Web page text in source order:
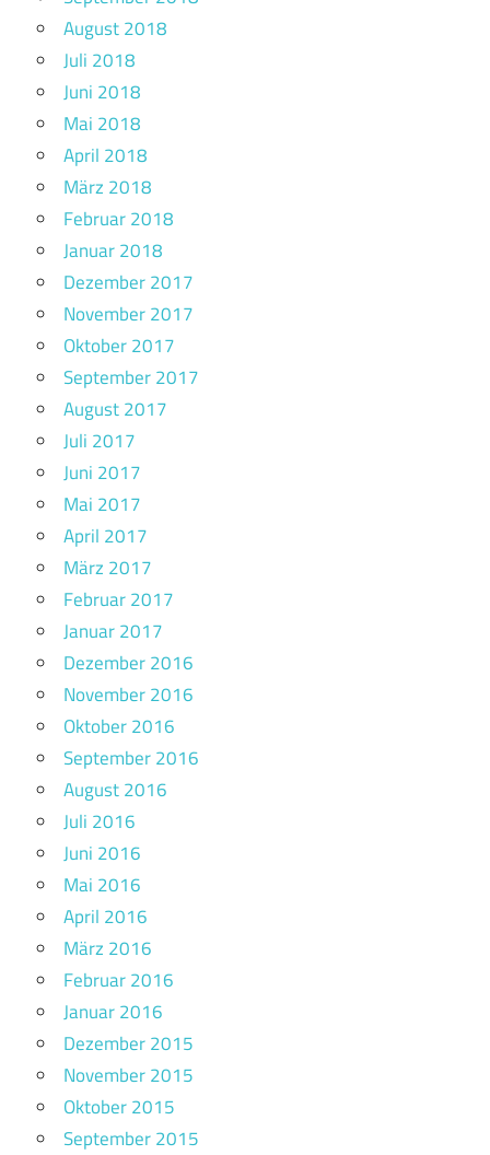
August 2018
Juli 2018
Juni 2018
Mai 2018
April 2018
März 2018
Februar 2018
Januar 2018
Dezember 2017
November 2017
Oktober 2017
September 2017
August 2017
Juli 2017
Juni 2017
Mai 2017
April 2017
März 2017
Februar 2017
Januar 2017
Dezember 2016
November 2016
Oktober 2016
September 2016
August 2016
Juli 2016
Juni 2016
Mai 2016
April 2016
März 2016
Februar 2016
Januar 2016
Dezember 2015
November 2015
Oktober 2015
September 2015